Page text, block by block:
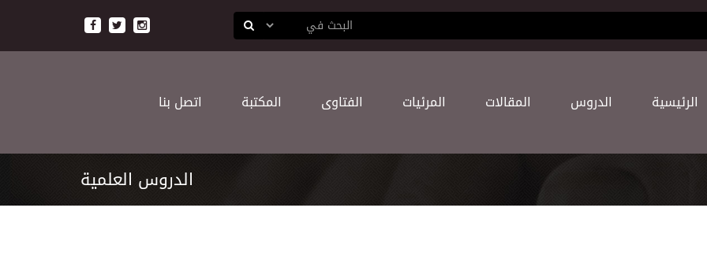
اﻟﺮﺋﻴﺴﻴﺔ اﻟﺪﺭﻭﺱ اﻟﻤﻘﺎﻻﺕ اﻟﻤﺮﺋﻴﺎﺕ اﻟﻔﺘﺎﻭﻯ اﻟﻤﻜﺘﺒﺔ اﺗﺼﻞ ﺑﻨﺎ
اﻟﺪﺭﻭﺱ اﻟﻌﻠﻤﻴﺔ